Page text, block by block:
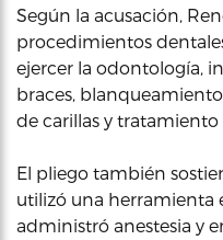
Según la acusación,
procedimientos
ejercer la odontología,
braces,
de carillas y tratamiento
El pliego también
utilizó una herramienta
administró anestesia y